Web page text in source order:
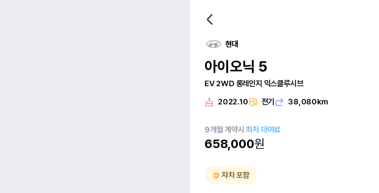
현대
아이오닉 5
EV 2WD 롱레인지 익스클루시브
2022.10 전기 38,080km
9개월 계약시최저 대여료
658,000원
자차 포함